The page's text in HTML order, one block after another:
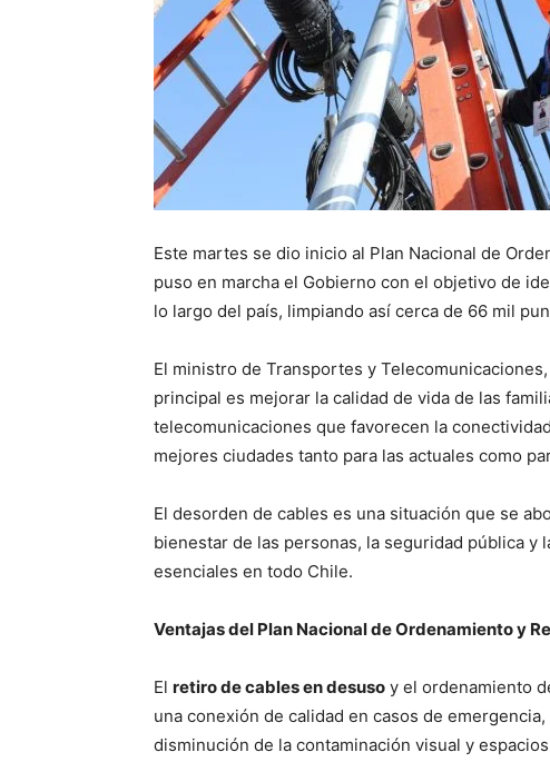
Este martes se dio inicio al Plan Nacional de
puso en marcha el Gobierno con el objetivo de
lo largo del país, limpiando así cerca de 66 mil
El ministro de Transportes y
principal es mejorar la calidad de vida de las
telecomunicaciones que favorecen la
mejores ciudades tanto para las actuales como
El desorden de cables es una situación que se
bienestar de las personas, la seguridad pública y
esenciales en todo Chile.
Ventajas del Plan Nacional de Ordenamiento y
El retiro de cables en desuso y el ordenamiento
una conexión de calidad en casos de
disminución de la contaminación visual y